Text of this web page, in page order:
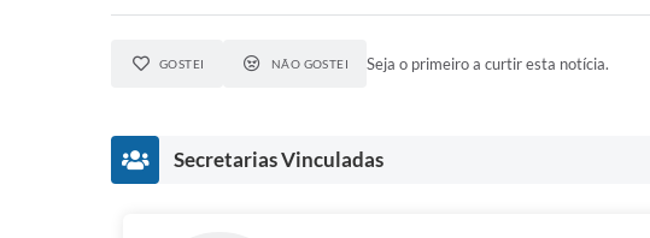
GOSTEI NÃO GOSTEI Seja o primeiro a curtir esta notícia.
Secretarias Vinculadas